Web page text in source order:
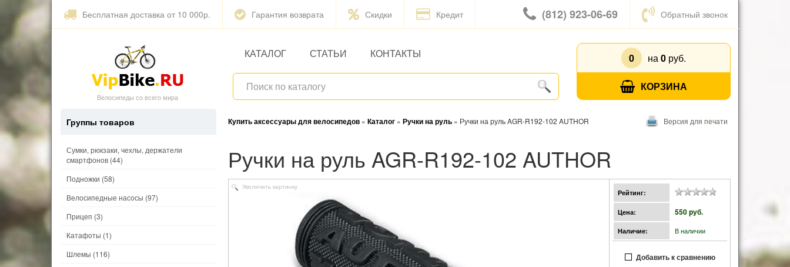
Бесплатная доставка от 10 000р. Гарантия возврата Скидки Кредит (812) 923-06-69 Обратный звонок
Велосипеды со всего мира
КАТАЛОГ СТАТЬИ КОНТАКТЫ 0 на 0руб.
КОРЗИНА
Купить аксессуары для велосипедов » Каталог » Ручки на руль » Ручки на руль AGR-R192-102 AUTHOR Версия для печати
Ручки на руль AGR-R192-102 AUTHOR
Увеличить картинку
Рейтинг:
Цена: 550 pуб.
Наличие: В наличии
Добавить к сравнению
Группы товаров
Сумки, рюкзаки, чехлы, держатели
смартфонов (44)
Подножки (58)
Велосипедные насосы (97)
Прицеп (3)
Катафоты (1)
Шлемы (116)